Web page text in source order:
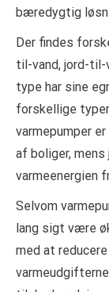
bæredygtig
Der findes
til-vand, jord-
type har sine
forskellige
varmepumper
af boliger,
varmeenergien
Selvom
lang sigt være
med at